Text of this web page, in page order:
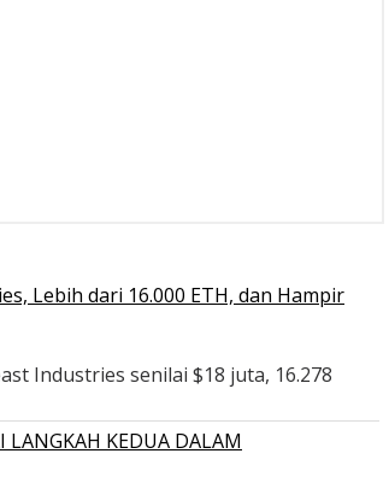
Lebih dari 16.000 ETH, dan Hampir
Industries senilai $18 juta, 16.278
LANGKAH KEDUA DALAM